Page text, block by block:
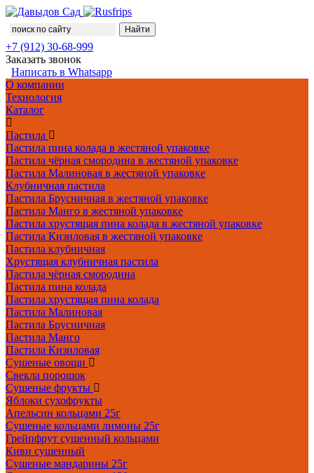
+7 (912) 30-68-999
Заказать звонок
Написать в Whatsapp
О компании
Технология
Каталог
Пастила
Пастила пина колада в жестяной упаковке
Пастила чёрная смородина в жестяной упаковке
Пастила Малиновая в жестяной упаковке
Клубничная пастила
Пастила Брусничная в жестяной упаковке
Пастила Манго в жестяной упаковке
Пастила хрустящая пина колада в жестяной упаковке
Пастила Кизиловая в жестяной упаковке
Пастила клубничная
Хрустящая клубничная пастила
Пастила чёрная смородина
Пастила пина колада
Пастила хрустящая пина колада
Пастила Малиновая
Пастила Брусничная
Пастила Манго
Пастила Кизиловая
Сушеные овощи
Свекла порошок
Сушеные фрукты
Яблоки сухофрукты
Апельсин кольцами 25г
Сушеные кольцами лимоны 25г
Грейпфрут сушенный кольцами
Киви сушенный
Сушеные мандарины 25г